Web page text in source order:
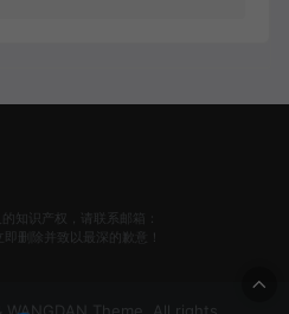
知识产权，请联系邮箱：
删除并致以最深的歉意！
Theme. All rights